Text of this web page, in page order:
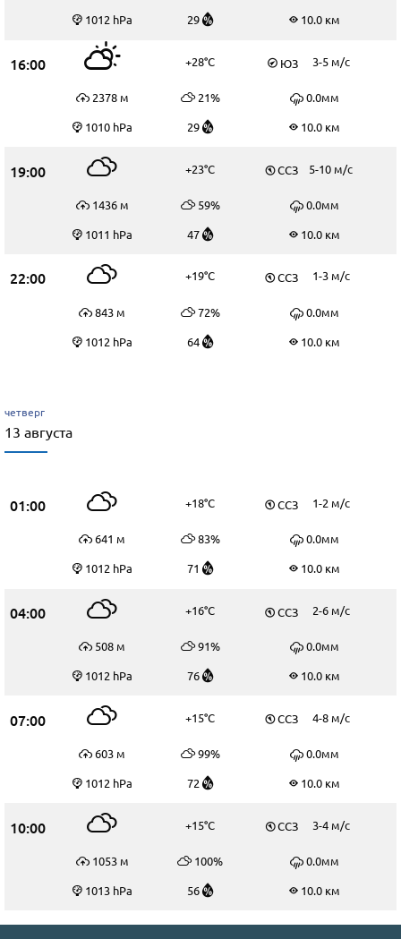
1012 hPa
29 10.0 км
16:00 +28°C ЮЗ 3-5 м/c
2378 м 21%
0.0мм
1010 hPa
29 10.0 км
19:00 +23°C ССЗ 5-10 м/c
1436 м 59%
0.0мм
1011 hPa
47 10.0 км
22:00 +19°C ССЗ 1-3 м/c
843 м 72%
0.0мм
1012 hPa
64 10.0 км
четверг
13 августа
01:00 +18°C ССЗ 1-2 м/c
641 м 83%
0.0мм
1012 hPa
71 10.0 км
04:00 +16°C ССЗ 2-6 м/c
508 м 91%
0.0мм
1012 hPa
76 10.0 км
07:00 +15°C ССЗ 4-8 м/c
603 м 99%
0.0мм
1012 hPa
72 10.0 км
10:00 +15°C ССЗ 3-4 м/c
1053 м 100%
0.0мм
1013 hPa
56 10.0 км